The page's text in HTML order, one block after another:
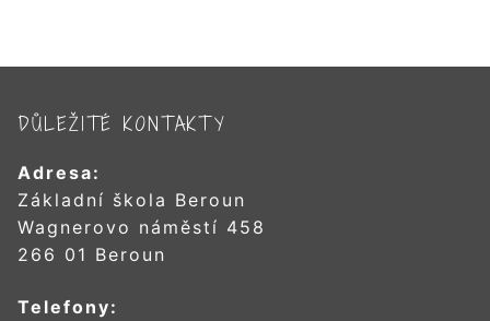
DŮLEŽITÉ KONTAKTY
Adresa:
Základní škola Beroun
Wagnerovo náměstí 458
266 01 Beroun
Telefony: